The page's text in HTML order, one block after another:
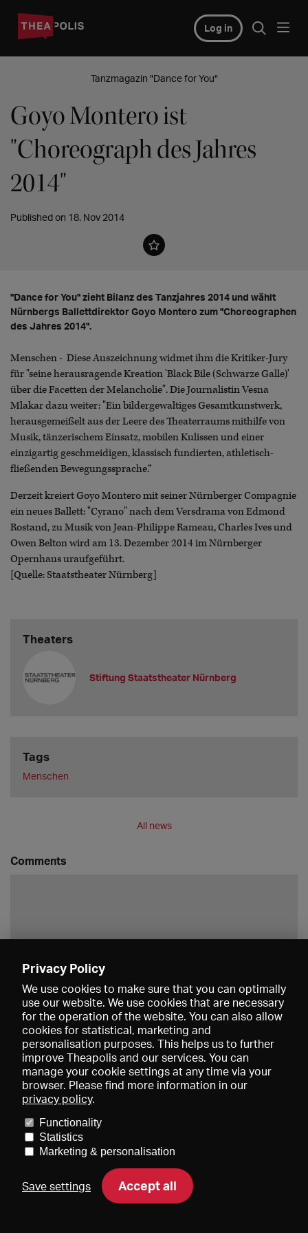
Log in
Tanzmagazin "Dance for You"
Goyo Montero ist
"Choreograph des Jahres
2014"
Published on 18. Nov 2014
"Dance for You" zieht Bilanz des Tanzjahres 2014 und wählt
Nürnbergs Ballettdirektor Goyo Montero zum "Choreographen
des Jahres 2014".
Menschen - Diese Auszeichnung widmet ihm die Kritiker-Jury
für "seine herausragende Kreation 'Black Bile (Schwarze Galle)'
über die Facetten der Melancholie". Die Journalistin Vesna
Mlakar dazu weiter: "Ein bildergewaltiges Gesamtkunstwerk,
herausgemeißelt aus der Leere des Theaterraums mithilfe von
Musik, tänzerischem Einsatz, mobilen Kulissen und einer
einzigartig geschmeidigen, klassisch fundierten, athletisch-
fließenden Bewegungssprache.”
Derzeit kreiert Goyo Montero mit seiner Nürnberger Compagnie
ein neues Ballett: "Cyrano" nach dem Versdrama von Edmond
Rostand, zu Musik von Jean-Philippe Rameau, Charles Ives und
Owen Belton wird am 13. Dezember 2014 im Nürnberger
Opernhaus uraufgeführt.
[Quelle: Staatstheater Nürnberg]
Theaters
Stiftung Staatstheater Nürnberg
Tags
Menschen
All news
Comments
About us
Imprint
DE EN FR
Privacy Policy
We use cookies to make sure that you can optimally
use our website. We use cookies that are necessary
for the operation of the website. You can also allow
cookies for statistical, marketing and
personalisation purposes. This helps us to further
improve Theapolis and our services. You can
manage your cookie settings at any time via your
browser. Please find more information in our
privacy policy.
Functionality
Statistics
Marketing & personalisation
Save settings Accept all